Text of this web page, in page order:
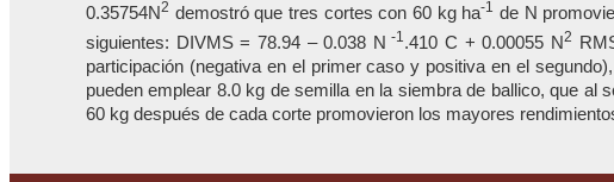
0.35754N2 demostró que tres cortes con 60 kg ha-1 de N
siguientes: DIVMS = 78.94 – 0.038 N -1.410 C + 0.00055 N2
participación (negativa en el primer caso y positiva en el
pueden emplear 8.0 kg de semilla en la siembra de ballico, que
60 kg después de cada corte promovieron los mayores